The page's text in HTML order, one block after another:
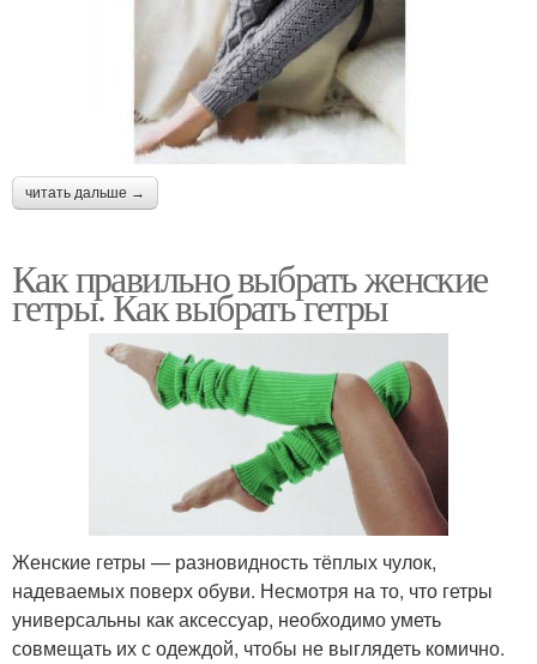
читать дальше →
Как правильно выбрать женские
гетры. Как выбрать гетры
Женские гетры — разновидность тёплых чулок,
надеваемых поверх обуви. Несмотря на то, что гетры
универсальны как аксессуар, необходимо уметь
совмещать их с одеждой, чтобы не выглядеть комично.